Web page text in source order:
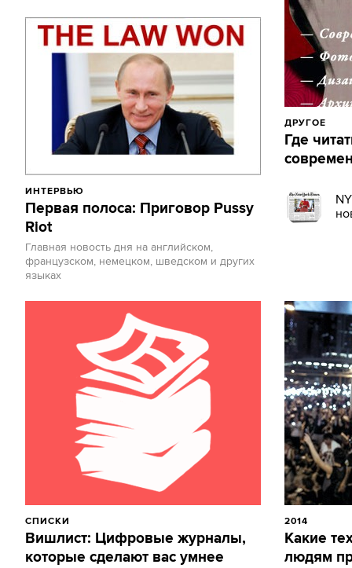
ИНТЕРВЬЮ
Первая полоса: Приговор Pussy
Riot
Главная новость дня на английском,
французском, немецком, шведском и других
языках
ДРУГОЕ
Где
СПИСКИ
Вишлист: Цифровые журналы,
которые сделают вас умнее
2014
Какие
людям